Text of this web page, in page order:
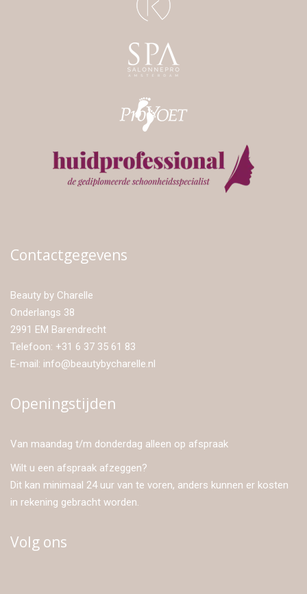
Contactgegevens
Beauty by Charelle
Onderlangs 38
2991 EM Barendrecht
Telefoon: +31 6 37 35 61 83
E-mail: info@beautybycharelle.nl
Openingstijden
Van maandag t/m donderdag alleen op afspraak
Wilt u een afspraak afzeggen?
Dit kan minimaal 24 uur van te voren, anders kunnen er kosten
in rekening gebracht worden.
Volg ons